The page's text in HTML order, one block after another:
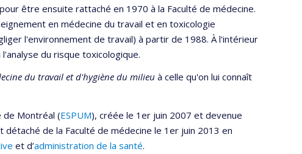
être ensuite rattaché en 1970 à la Faculté de médecine.
en médecine du travail et en toxicologie
l'environnement de travail) à partir de 1988. À l'intérieur
du risque toxicologique.
du travail et d'hygiène du milieu à celle qu'on lui connaît
de Montréal (ESPUM), créée le 1er juin 2007 et devenue
de la Faculté de médecine le 1er juin 2013 en
et d’administration de la santé.